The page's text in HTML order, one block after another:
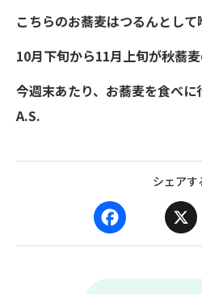
こちらのお蕎麦はつるんとして
10月下旬から11月上旬が秋蕎麦
今週末あたり、お蕎麦を食べ
A.S.
シェアす
a
e